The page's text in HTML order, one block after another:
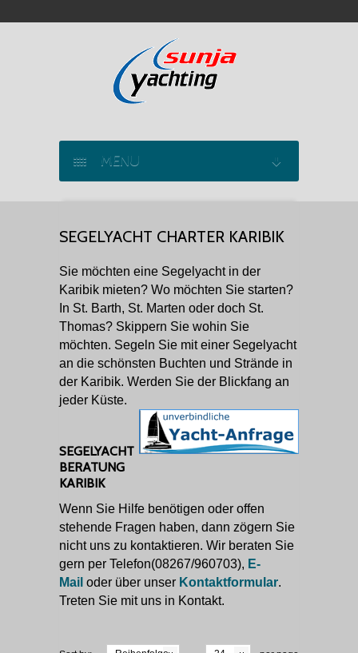
MENU
KATAMARAN CHARTER
MOTORYACHT CHARTER
MARINAS
SEGELYACHT CHARTER KARIBIK
Sie möchten eine Segelyacht in der
Karibik mieten? Wo möchten Sie starten?
In St. Barth, St. Marten oder doch St.
Thomas? Skippern Sie wohin Sie
möchten. Segeln Sie mit einer Segelyacht
an die schönsten Buchten und Strände in
der Karibik. Werden Sie der Blickfang an
jeder Küste.
SEGELYACHT
BERATUNG
KARIBIK
Wenn Sie Hilfe benötigen oder offen
stehende Fragen haben, dann zögern Sie
nicht uns zu kontaktieren. Wir beraten Sie
gern per Telefon(08267/960703), E-
Mail oder über unser Kontaktformular.
Treten Sie mit uns in Kontakt.